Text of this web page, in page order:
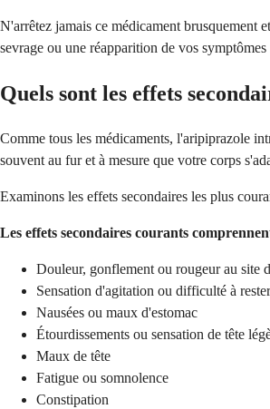
N'arrêtez jamais ce médicament brusquement
sevrage ou une réapparition de vos
Quels sont les effets
Comme tous les médicaments, l'aripiprazole
souvent au fur et à mesure que votre corps
Examinons les effets secondaires les plus
Les effets secondaires courants
Douleur, gonflement ou rougeur au site
Sensation d'agitation ou difficulté à
Nausées ou maux d'estomac
Étourdissements ou sensation de tête
Maux de tête
Fatigue ou somnolence
Constipation